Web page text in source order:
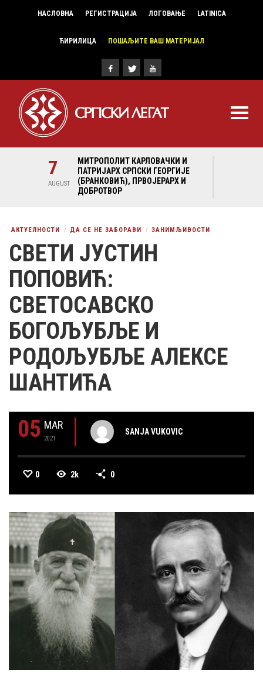
НАСЛОВНА РЕГИСТРАЦИЈА ЛОГОВАЊЕ LATINICA
ЋИРИЛИЦА ПОШАЉИТЕ ВАШ МАТЕРИЈАЛ
7
AUGUST
МИТРОПОЛИТ КАРЛОВАЧКИ И
ПАТРИЈАРХ СРПСКИ ГЕОРГИЈЕ
(БРАНКОВИЋ), ПРВОЈЕРАРХ И
ДОБРОТВОР
АКТУЕЛНОСТИ ДА СЕ НЕ ЗАБОРАВИ ЗАНИМЉИВОСТИ
СВЕТИ ЈУСТИН
ПОПОВИЋ:
СВЕТОСАВСКО
БОГОЉУБЉЕ И
РОДОЉУБЉЕ АЛЕКСЕ
ШАНТИЋА
05 MAR
2021
SANJA VUKOVIC
0 2k 0